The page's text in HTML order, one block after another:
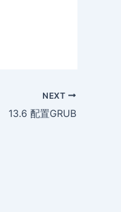
NEXT
13.6 配置GRUB